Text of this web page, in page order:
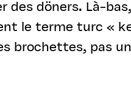
des döners. Là-
le terme turc «
brochettes, pas un